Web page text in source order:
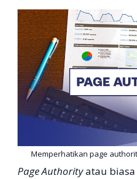
Memperhatikan page
Page Authorityatau biasa